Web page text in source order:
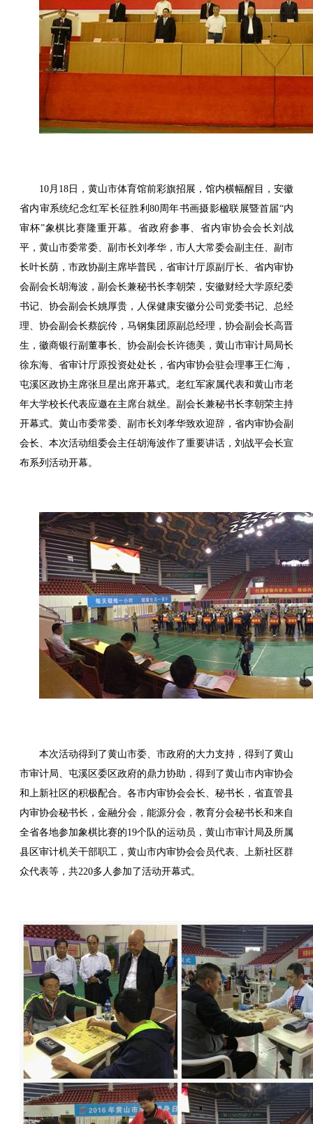
10月18日，黄山市体育馆前彩旗招展，馆内横幅醒目，安徽
省内审系统纪念红军长征胜利80周年书画摄影楹联展暨首届“内
审杯”象棋比赛隆重开幕。省政府参事、省内审协会会长刘战
平，黄山市委常委、副市长刘孝华，市人大常委会副主任、副市
长叶长荫，市政协副主席毕普民，省审计厅原副厅长、省内审协
会副会长胡海波，副会长兼秘书长李朝荣，安徽财经大学原纪委
书记、协会副会长姚厚贵，人保健康安徽分公司党委书记、总经
理、协会副会长蔡皖伶，马钢集团原副总经理，协会副会长高晋
生，徽商银行副董事长、协会副会长许德美，黄山市审计局局长
徐东海、省审计厅原投资处处长，省内审协会驻会理事王仁海，
屯溪区政协主席张旦星出席开幕式。老红军家属代表和黄山市老
年大学校长代表应邀在主席台就坐。副会长兼秘书长李朝荣主持
开幕式。黄山市委常委、副市长刘孝华致欢迎辞，省内审协会副
会长、本次活动组委会主任胡海波作了重要讲话，刘战平会长宣
布系列活动开幕。
本次活动得到了黄山市委、市政府的大力支持，得到了黄山
市审计局、屯溪区委区政府的鼎力协助，得到了黄山市内审协会
和上新社区的积极配合。各市内审协会会长、秘书长，省直管县
内审协会秘书长，金融分会，能源分会，教育分会秘书长和来自
全省各地参加象棋比赛的19个队的运动员，黄山市审计局及所属
县区审计机关干部职工，黄山市内审协会会员代表、上新社区群
众代表等，共220多人参加了活动开幕式。